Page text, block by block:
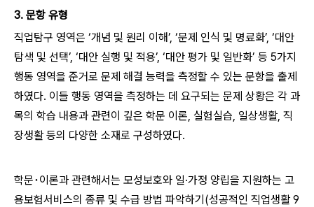
3. 문항 유형
직업탐구 영역은 ‘개념 및 원리 이해’, ‘문제 인식 및 명료화’, ‘대안
탐색 및 선택’, ‘대안 실행 및 적용’, ‘대안 평가 및 일반화’ 등 5가지
행동 영역을 준거로 문제 해결 능력을 측정할 수 있는 문항을 출제
하였다. 이들 행동 영역을 측정하는 데 요구되는 문제 상황은 각 과
목의 학습 내용과 관련이 깊은 학문 이론, 실험실습, 일상생활, 직
장생활 등의 다양한 소재로 구성하였다.
학문･이론과 관련해서는 모성보호와 일·가정 양립을 지원하는 고
용보험서비스의 종류 및 수급 방법 파악하기(성공적인 직업생활 9